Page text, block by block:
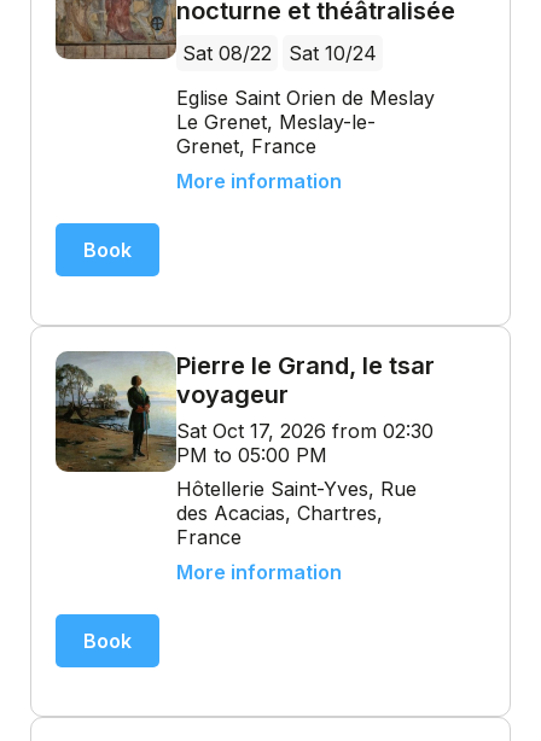
nocturne et théâtralisée
Sat 08/22
Sat 10/24
Eglise Saint Orien de Meslay
Le Grenet, Meslay-le-
Grenet, France
More information
Book
Pierre le Grand, le tsar
voyageur
Sat Oct 17, 2026 from 02:30
PM to 05:00 PM
Hôtellerie Saint-Yves, Rue
des Acacias, Chartres,
France
More information
Book